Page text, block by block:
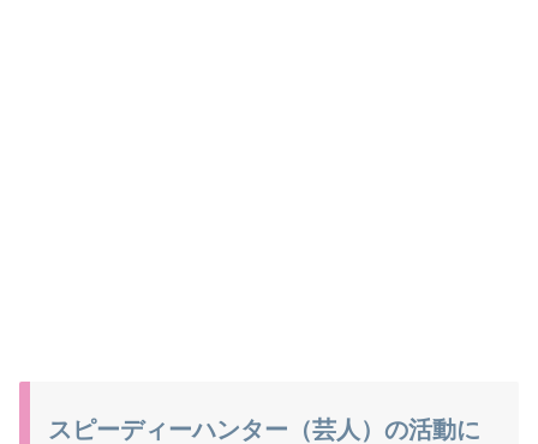
スピーディーハンター（芸人）の活動に